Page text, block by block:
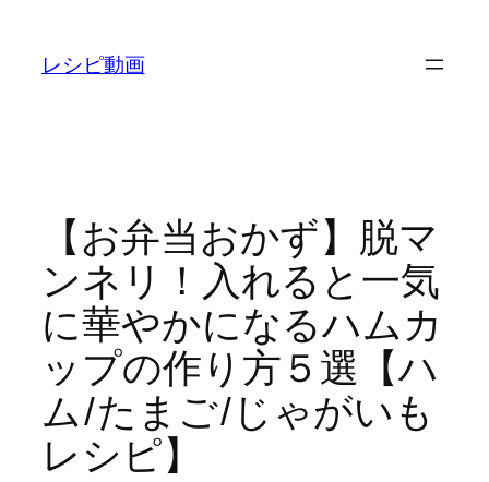
レシピ動画
【お弁当おかず】脱マ
ンネリ！入れると一気
に華やかになるハムカ
ップの作り方５選【ハ
ム/たまご/じゃがいも
レシピ】